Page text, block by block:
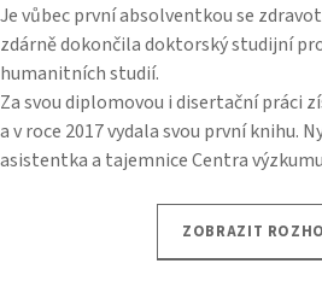
Je vůbec první absolventkou se
zdárně dokončila doktorský studijní
humanitních studií.
Za svou diplomovou i disertační práci
a v roce 2017 vydala svou první knihu.
asistentka a tajemnice Centra výzkumu
ZOBRAZIT